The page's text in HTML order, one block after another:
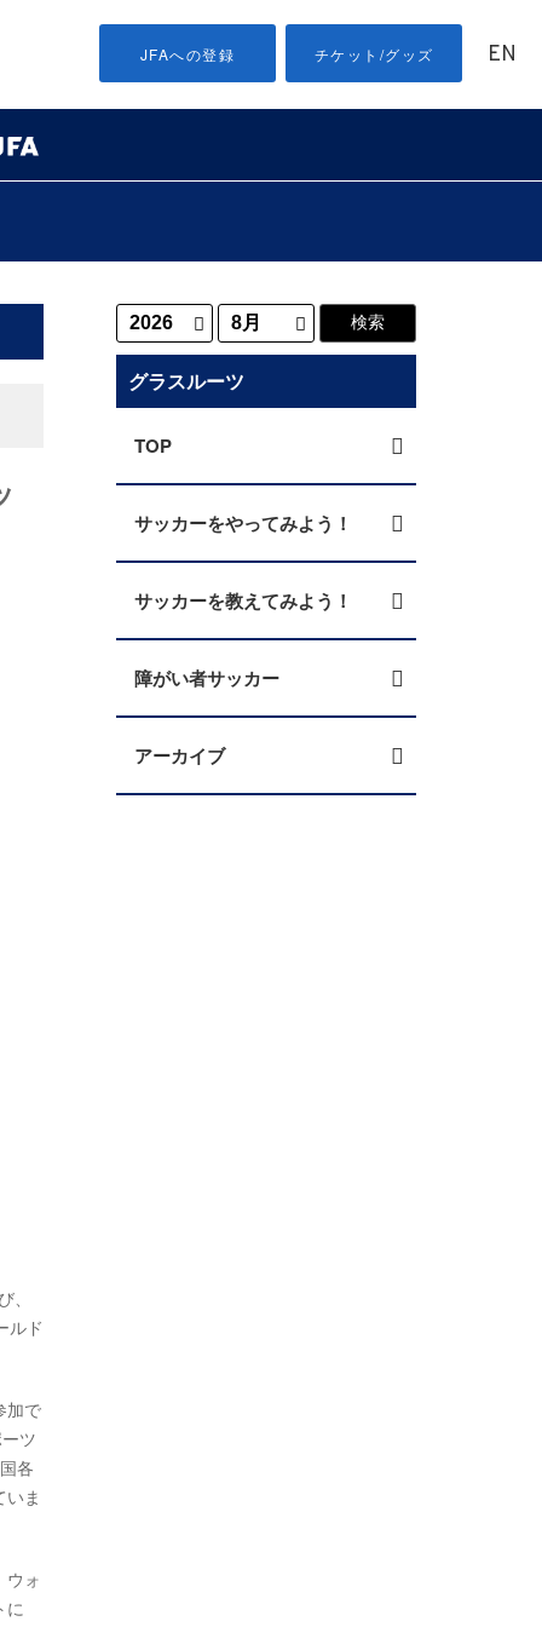
JFAへの登録 チケット/グッズ EN
ルド
加で
ツ
各
ま
ウォ
に
グラスルーツ
TOP
サッカーをやってみよう！
サッカーを教えてみよう！
障がい者サッカー
アーカイブ